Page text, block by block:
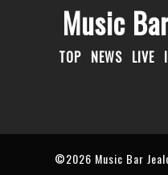
Music
TOP NEWS LIVE
©2026 Music Bar